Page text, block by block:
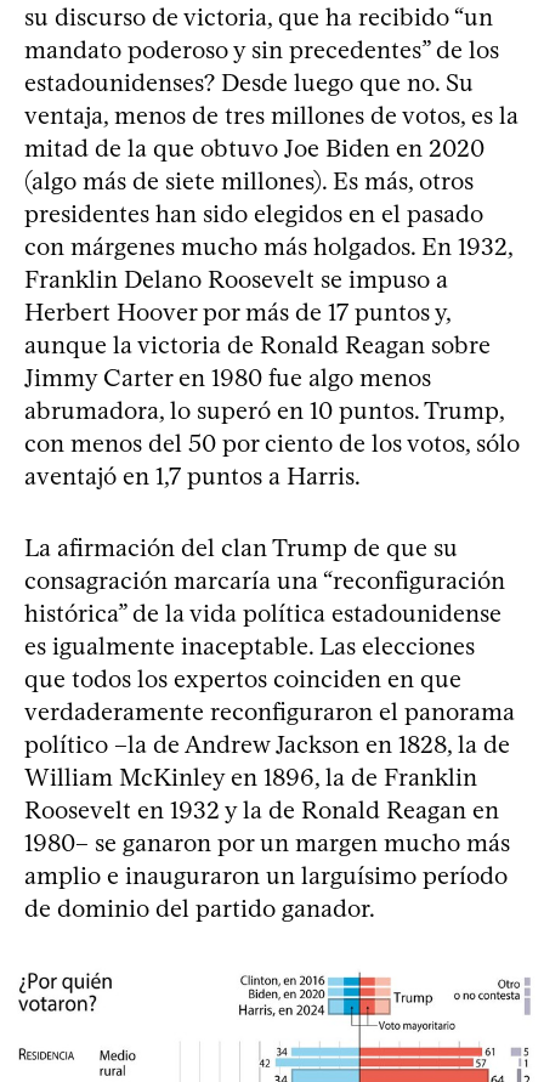
su discurso de victoria, que ha recibido “un
mandato poderoso y sin precedentes” de los
estadounidenses? Desde luego que no. Su
ventaja, menos de tres millones de votos, es la
mitad de la que obtuvo Joe Biden en 2020
(algo más de siete millones). Es más, otros
presidentes han sido elegidos en el pasado
con márgenes mucho más holgados. En 1932,
Franklin Delano Roosevelt se impuso a
Herbert Hoover por más de 17 puntos y,
aunque la victoria de Ronald Reagan sobre
Jimmy Carter en 1980 fue algo menos
abrumadora, lo superó en 10 puntos. Trump,
con menos del 50 por ciento de los votos, sólo
aventajó en 1,7 puntos a Harris.
La afirmación del clan Trump de que su
consagración marcaría una “reconfiguración
histórica” de la vida política estadounidense
es igualmente inaceptable. Las elecciones
que todos los expertos coinciden en que
verdaderamente reconfiguraron el panorama
político –la de Andrew Jackson en 1828, la de
William McKinley en 1896, la de Franklin
Roosevelt en 1932 y la de Ronald Reagan en
1980– se ganaron por un margen mucho más
amplio e inauguraron un larguísimo período
de dominio del partido ganador.